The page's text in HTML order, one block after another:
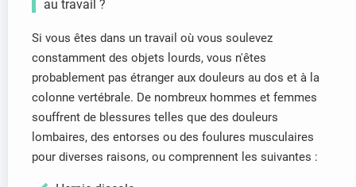
au travail ?
Si vous êtes dans un travail où vous soulevez
constamment des objets lourds, vous n'êtes
probablement pas étranger aux douleurs au dos et à la
colonne vertébrale. De nombreux hommes et femmes
souffrent de blessures telles que des douleurs
lombaires, des entorses ou des foulures musculaires
pour diverses raisons, ou comprennent les suivantes :